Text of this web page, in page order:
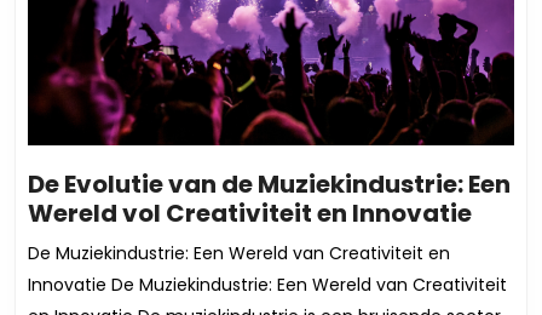
De Evolutie van de Muziekindustrie: Een
Wereld vol Creativiteit en InnovatieDe
van
de
De Muziekindustrie: Een Wereld van Creativiteit en
Innovatie De Muziekindustrie: Een Wereld van Creativiteit